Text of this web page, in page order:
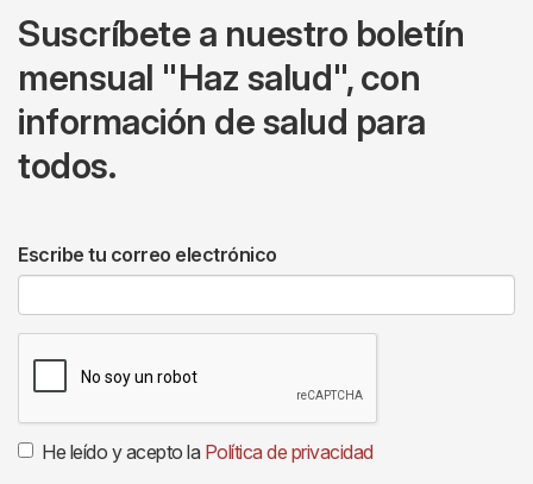
Suscríbete a nuestro boletín
mensual "Haz salud", con
información de salud para
todos.
Escribe tu correo electrónico
He leído y acepto la Política de privacidad